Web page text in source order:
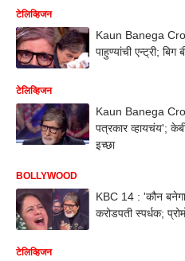
टेलिव्हिजन
Kaun Banega
पाहुण्यांची एन्ट्री;
टेलिव्हिजन
Kaun Banega
पत्रकार व्हायचंय';
इच्छा
BOLLYWOOD
KBC 14 : 'कौन बनेगा
करोडपती स्पर्धक;
टेलिव्हिजन